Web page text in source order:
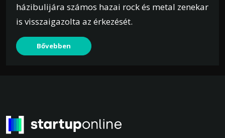
házibulijára számos hazai rock és metal zenekar
is visszaigazolta az érkezését.
Bővebben